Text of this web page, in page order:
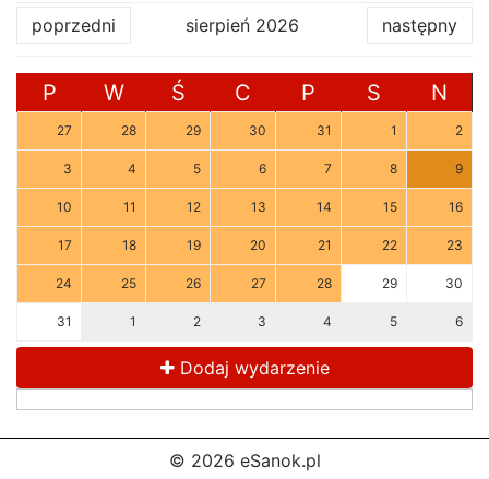
poprzedni sierpień 2026 następny
P W Ś C P S N
27 28 29 30 31 1 2
3 4 5 6 7 8 9
10 11 12 13 14 15 16
17 18 19 20 21 22 23
24 25 26 27 28 29 30
31 1 2 3 4 5 6
Dodaj wydarzenie
© 2026 eSanok.pl